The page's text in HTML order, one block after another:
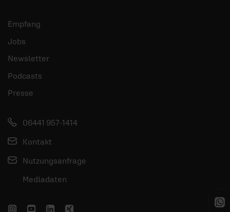
Empfang
Jobs
Newsletter
Podcasts
Presse
06441 957-1414
Kontakt
Nutzungsanfrage
Mediadaten